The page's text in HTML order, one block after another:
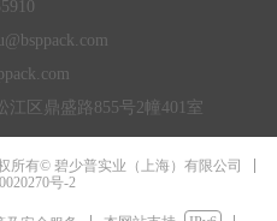
江区鼎盛路855号2幢401室
所有© 碧少普实业（上海）有限公司
号-2